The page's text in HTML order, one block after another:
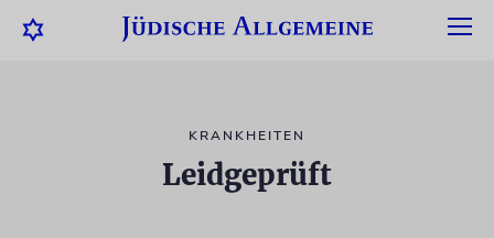
KRANKHEITEN
Leidgeprüft